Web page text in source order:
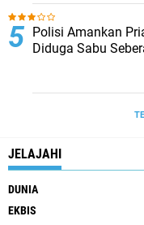
Polisi Amankan
Diduga Sabu
JELAJAHI
DUNIA
EKBIS